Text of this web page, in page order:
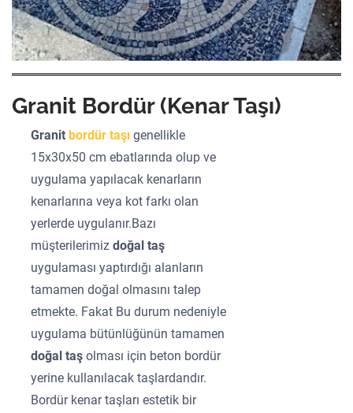
Granit Bordür (Kenar Taşı)
Granitbordür taşı genellikle
15x30x50 cm ebatlarında olup ve
uygulama yapılacak kenarların
kenarlarına veya kot farkı olan
yerlerde uygulanır.Bazı
müşterilerimizdoğal taş
uygulaması yaptırdığı alanların
tamamen doğal olmasını talep
etmekte. Fakat Bu durum nedeniyle
uygulama bütünlüğünün tamamen
doğal taşolması için beton bordür
yerine kullanılacak taşlardandır.
Bordür kenar taşları estetik bir